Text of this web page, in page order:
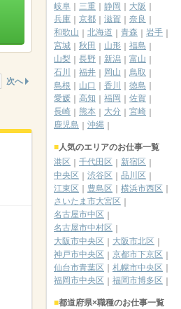
次へ
岐阜
三重 静岡
大阪
兵庫
京都 滋賀
奈良
和歌山
北海道 青森
岩手
宮城
秋田 山形
福島
山梨
長野 新潟
富山
石川
福井 岡山
鳥取
島根
山口 香川
徳島
愛媛
高知 福岡
佐賀
長崎
熊本 大分
宮崎
鹿児島
沖縄
人気のエリアのお仕事一覧
港区
千代田区
新宿区
中央区
渋谷区
品川区
江東区
豊島区
横浜市西区
さいたま市大宮区
名古屋市中区
名古屋市中村区
大阪市中央区
大阪市北区
神戸市中央区
京都市下京区
仙台市青葉区
札幌市中央区
福岡市中央区
福岡市博多区
都道府県×職種のお仕事一覧